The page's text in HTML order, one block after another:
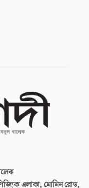
এলাকা, মোমিন রোড,